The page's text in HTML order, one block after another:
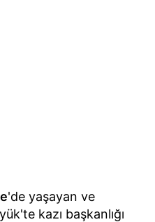
'de yaşayan ve
kazı başkanlığı